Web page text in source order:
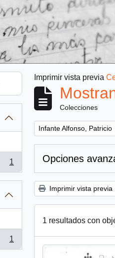
1
1
Imprimir vista previa
Colecciones
Remove filter:
Infante Alfonso, Patricio
Opciones
Imprimir vista previa
1 resultados con